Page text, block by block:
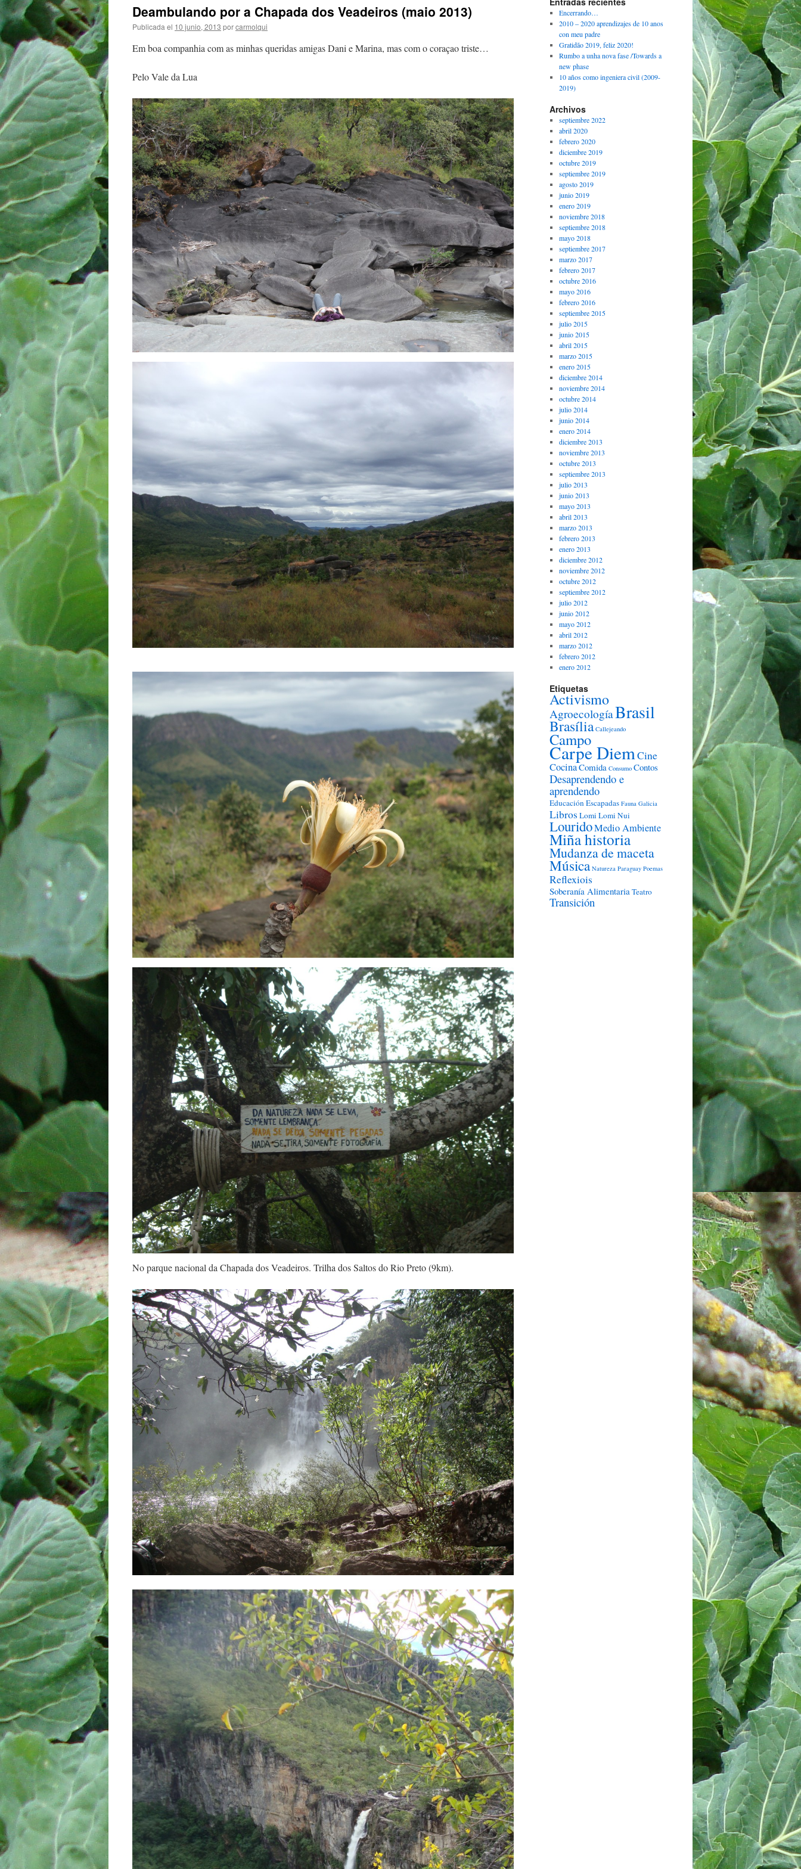
Deambulando por a Chapada dos Veadeiros (maio 2013)
Publicada el 10 junio, 2013 porcarmolqui
Em boa companhia com as minhas queridas amigas Dani e Marina, mas com o coraçao triste…
Pelo Vale da Lua
No parque nacional da Chapada dos Veadeiros. Trilha dos Saltos do Rio Preto (9km).
Encerrando…
2010 – 2020 aprendizajes de 10 anos
con meu padre
Gratidão 2019, feliz 2020!
Rumbo a unha nova fase /Towards a
new phase
10 años como ingeniera civil (2009-
2019)
Archivos
septiembre 2022
abril 2020
febrero 2020
diciembre 2019
octubre 2019
septiembre 2019
agosto 2019
junio 2019
enero 2019
noviembre 2018
septiembre 2018
mayo 2018
septiembre 2017
marzo 2017
febrero 2017
octubre 2016
mayo 2016
febrero 2016
septiembre 2015
julio 2015
junio 2015
abril 2015
marzo 2015
enero 2015
diciembre 2014
noviembre 2014
octubre 2014
julio 2014
junio 2014
enero 2014
diciembre 2013
noviembre 2013
octubre 2013
septiembre 2013
julio 2013
junio 2013
mayo 2013
abril 2013
marzo 2013
febrero 2013
enero 2013
diciembre 2012
noviembre 2012
octubre 2012
septiembre 2012
julio 2012
junio 2012
mayo 2012
abril 2012
marzo 2012
febrero 2012
enero 2012
Etiquetas
Activismo
AgroecologíaBrasil
Brasília Callejeando
Campo
Carpe DiemCine
CocinaComida Consumo Contos
Desaprendendo e
aprendendo
EducaciónEscapadas Fauna Galicia
Libros Lomi Lomi Nui
LouridoMedio Ambiente
Miña historia
Mudanza de maceta
Música Natureza Paraguay Poemas
Reflexiois
Soberanía AlimentariaTeatro
Transición